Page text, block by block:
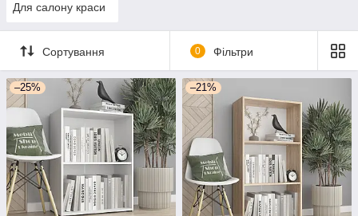
Для салону краси
Сортування 0 Фільтри
–25% –21%